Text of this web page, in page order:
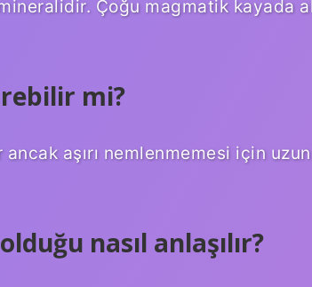
Çoğu magmatik kayada
mi?
aşırı nemlenmemesi için
nasıl anlaşılır?